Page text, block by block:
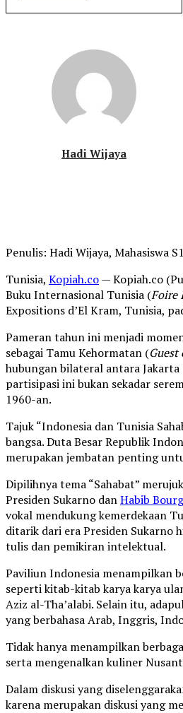
Hadi Wijaya
Penulis: Hadi Wijaya, Mahasiswa
Tunisia, Kopiah.co— Kopiah.co
Buku Internasional Tunisia (Foire
Expositions d’El Kram, Tunisia,
Pameran tahun ini menjadi
sebagai Tamu Kehormatan (
hubungan bilateral antara Jakarta
partisipasi ini bukan sekadar
1960-an.
Tajuk “Indonesia dan Tunisia
bangsa. Duta Besar Republik
merupakan jembatan penting
Dipilihnya tema “Sahabat”
Presiden Sukarno danHabib
vokal mendukung kemerdekaan
ditarik dari era Presiden Sukarno
tulis dan pemikiran intelektual.
Paviliun Indonesia menampilkan
seperti kitab-kitab karya karya
Aziz al-Tha’alabi. Selain itu,
yang berbahasa Arab, Inggris,
Tidak hanya menampilkan
serta mengenalkan kuliner
Dalam diskusi yang
karena merupakan diskusi yang